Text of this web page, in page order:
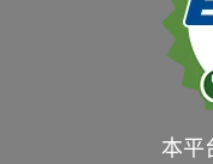
本平